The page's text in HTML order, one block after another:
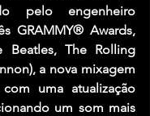
pelo engenheiro
GRAMMY® Awards,
Beatles, The Rolling
a nova mixagem
uma atualização
um som mais